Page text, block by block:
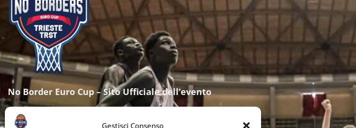
Gestisci Consenso
No Border Euro Cup – Sito Ufficiale dell’evento
info@noborderseurocup.com